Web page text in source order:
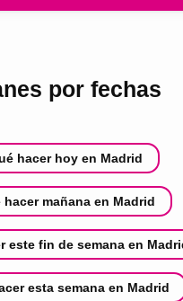
por fechas
hacer hoy en Madrid
hacer mañana en Madrid
este fin de semana en
esta semana en Madrid